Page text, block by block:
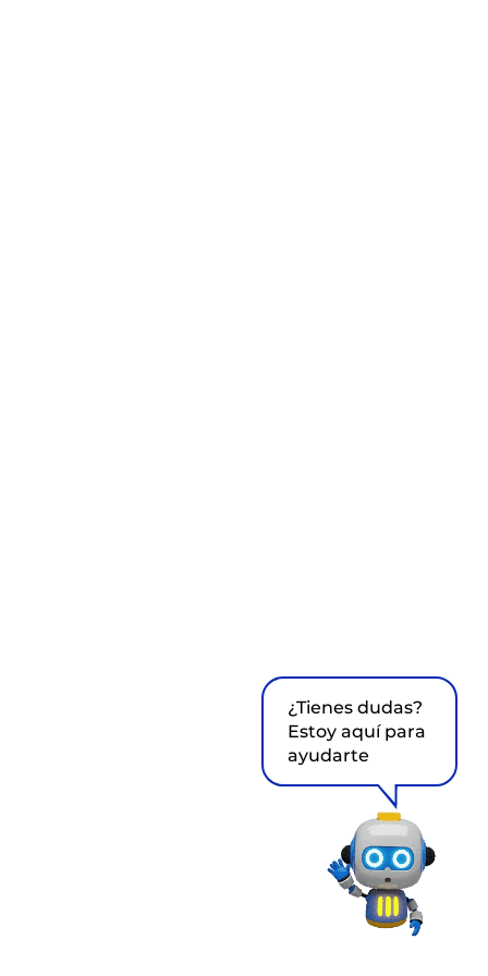
¿Tienes dudas?
Estoy aquí para
ayudarte